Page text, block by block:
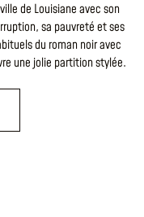
de Louisiane avec son
sa pauvreté et ses
du roman noir avec
une jolie partition stylée.